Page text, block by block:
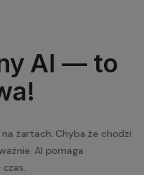
AI — to
żartach. Chyba że chodzi
AI pomaga